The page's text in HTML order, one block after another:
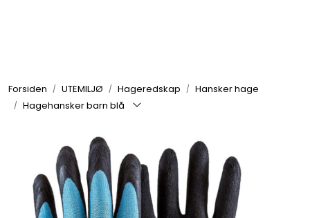
Forsiden UTEMILJØ Hageredskap
Hansker hage
Hagehansker barn blå
UTEMILJØ
VERKTØY
HJEM